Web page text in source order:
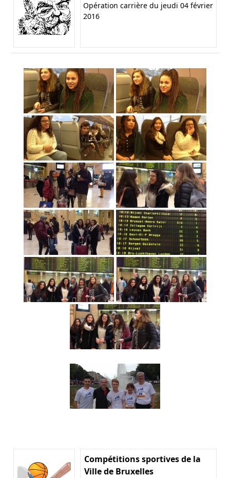
Opération carrière du jeudi 04 février
2016
Compétitions sportives de la
Ville de Bruxelles